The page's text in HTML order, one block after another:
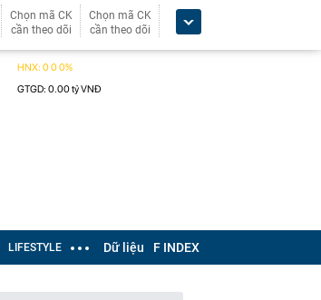
Chọn mã CK
cần theo dõi
Chọn mã CK
cần theo dõi
LIFESTYLE Dữ liệu F INDEX